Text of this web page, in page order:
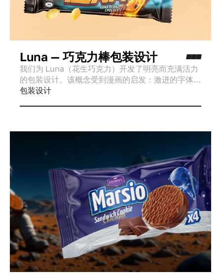
Luna — 巧克力棒包装设计
我们为 Luna（花生巧克力）开发了明亮而充满活力
的包装设计。该概念受到漫画的启发：激进的字体、
黑色背景、巧克力棒的 3D 视觉效果以及两种对比鲜
包装设计